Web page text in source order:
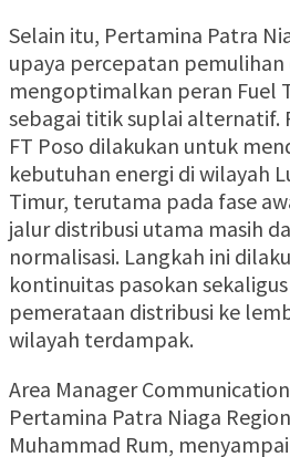
Selain itu, Pertamina Patra
upaya percepatan
mengoptimalkan peran Fuel
sebagai titik suplai alternatif.
FT Poso dilakukan untuk
kebutuhan energi di wilayah
Timur, terutama pada fase
jalur distribusi utama masih
normalisasi. Langkah ini
kontinuitas pasokan
pemerataan distribusi ke
wilayah terdampak.
Area Manager
Pertamina Patra Niaga
Muhammad Rum,